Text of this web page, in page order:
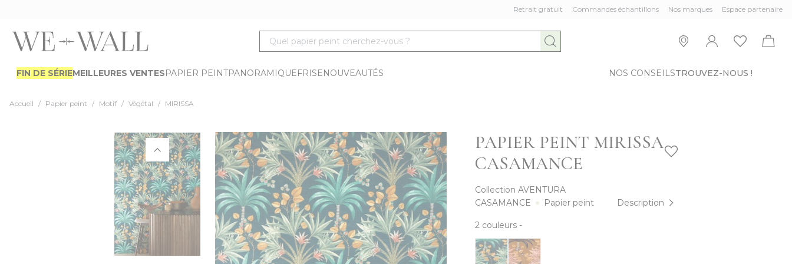
Retrait gratuit Commandes échantillons Nos marques Espace partenaire
Quel papier peint cherchez-vous ?
FIN DE SÉRIEMEILLEURES VENTESPAPIER PEINTPANORAMIQUEFRISENOUVEAUTÉS NOS CONSEILSTROUVEZ-NOUS !
Accueil / Papier peint / Motif / Végétal / MIRISSA
PAPIER PEINT MIRISSA
CASAMANCE
Collection AVENTURA
CASAMANCE
Papier peint Description
2 couleurs -